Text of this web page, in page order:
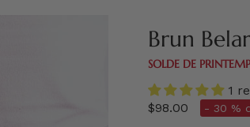
Brun
SOLDE DE
1
$98.00
- 30 %